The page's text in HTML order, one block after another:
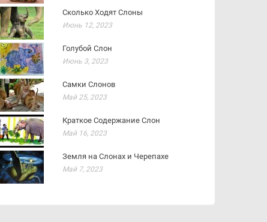
Сколько Ходят Слоны
Июнь 12, 2023
Голубой Слон
Июнь 3, 2023
Самки Слонов
Май 25, 2023
Краткое Содержание Слон
Май 16, 2023
Земля на Слонах и Черепахе
Май 7, 2023